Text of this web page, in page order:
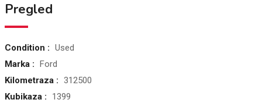
Pregled
Condition : Used
Marka : Ford
Kilometraza : 312500
Kubikaza :
1399